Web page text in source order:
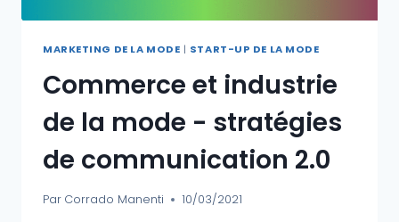
MARKETING DE LA MODE | START-UP DE LA MODE
Commerce et industrie
de la mode - stratégies
de communication 2.0
Par Corrado Manenti 10/03/2021